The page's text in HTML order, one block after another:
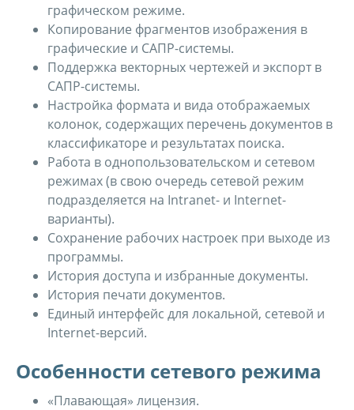
графическом режиме.
Копирование фрагментов изображения в
графические и САПР-системы.
Поддержка векторных чертежей и экспорт в
САПР-системы.
Настройка формата и вида отображаемых
колонок, содержащих перечень документов в
классификаторе и результатах поиска.
Работа в однопользовательском и сетевом
режимах (в свою очередь сетевой режим
подразделяется на Intranet- и Internet-
варианты).
Сохранение рабочих настроек при выходе из
программы.
История доступа и избранные документы.
История печати документов.
Единый интерфейс для локальной, сетевой и
Internet-версий.
Особенности сетевого режима
«Плавающая» лицензия.